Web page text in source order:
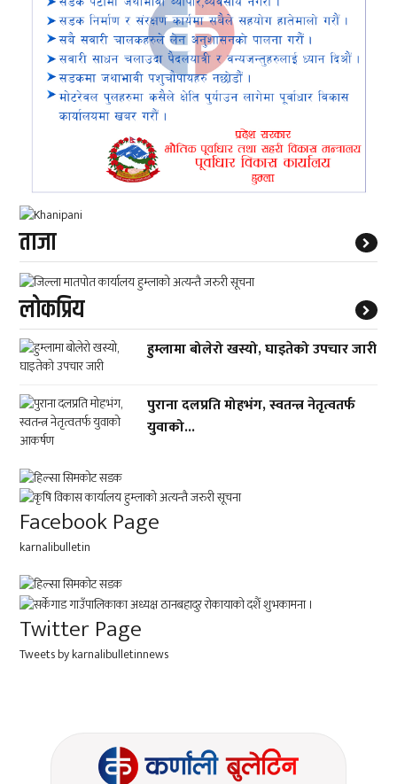
ताजा
लाेकप्रिय
हुम्लामा बोलेरो खस्यो, घाइतेको उपचार जारी
पुराना दलप्रति मोहभंग, स्वतन्त्र नेतृत्वतर्फ
युवाको...
Facebook Page
karnalibulletin
Twitter Page
Tweets by karnalibulletinnews